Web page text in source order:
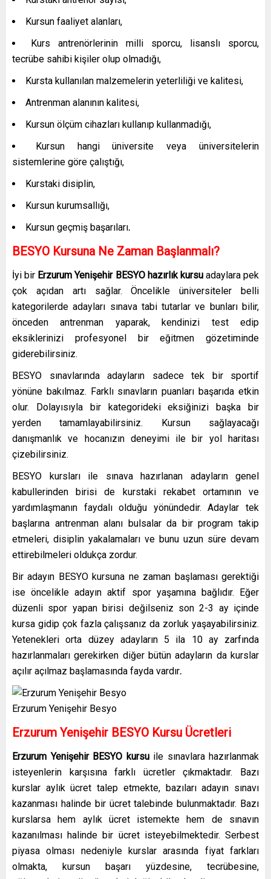
Kursun faaliyet alanları,
Kurs antrenörlerinin milli sporcu, lisanslı sporcu,
tecrübe sahibi kişiler olup olmadığı,
Kursta kullanılan malzemelerin yeterliliği ve kalitesi,
Antrenman alanının kalitesi,
Kursun ölçüm cihazları kullanıp kullanmadığı,
Kursun hangi üniversite veya üniversitelerin
sistemlerine göre çalıştığı,
Kurstaki disiplin,
Kursun kurumsallığı,
Kursun geçmiş başarıları.
BESYO Kursuna Ne Zaman Başlanmalı?
İyi bir Erzurum Yenişehir BESYO hazırlık kursu adaylara pek
çok açıdan artı sağlar. Öncelikle üniversiteler belli
kategorilerde adayları sınava tabi tutarlar ve bunları bilir,
önceden antrenman yaparak, kendinizi test edip
eksiklerinizi profesyonel bir eğitmen gözetiminde
giderebilirsiniz.
BESYO sınavlarında adayların sadece tek bir sportif
yönüne bakılmaz. Farklı sınavların puanları başarıda etkin
olur. Dolayısıyla bir kategorideki eksiğinizi başka bir
yerden tamamlayabilirsiniz. Kursun sağlayacağı
danışmanlık ve hocanızın deneyimi ile bir yol haritası
çizebilirsiniz.
BESYO kursları ile sınava hazırlanan adayların genel
kabullerinden birisi de kurstaki rekabet ortamının ve
yardımlaşmanın faydalı olduğu yönündedir. Adaylar tek
başlarına antrenman alanı bulsalar da bir program takip
etmeleri, disiplin yakalamaları ve bunu uzun süre devam
ettirebilmeleri oldukça zordur.
Bir adayın BESYO kursuna ne zaman başlaması gerektiği
ise öncelikle adayın aktif spor yaşamına bağlıdır. Eğer
düzenli spor yapan birisi değilseniz son 2-3 ay içinde
kursa gidip çok fazla çalışsanız da zorluk yaşayabilirsiniz.
Yetenekleri orta düzey adayların 5 ila 10 ay zarfında
hazırlanmaları gerekirken diğer bütün adayların da kurslar
açılır açılmaz başlamasında fayda vardır.
Erzurum Yenişehir Besyo
Erzurum Yenişehir BESYO Kursu Ücretleri
Erzurum Yenişehir BESYO kursu ile sınavlara hazırlanmak
isteyenlerin karşısına farklı ücretler çıkmaktadır. Bazı
kurslar aylık ücret talep etmekte, bazıları adayın sınavı
kazanması halinde bir ücret talebinde bulunmaktadır. Bazı
kurslarsa hem aylık ücret istemekte hem de sınavın
kazanılması halinde bir ücret isteyebilmektedir. Serbest
piyasa olması nedeniyle kurslar arasında fiyat farkları
olmakta, kursun başarı yüzdesine, tecrübesine,